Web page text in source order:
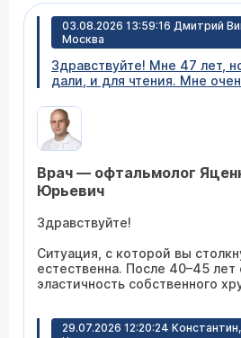
03.08.2026 13:59:16 Дмитрий
Москва
Здравствуйте! Мне 47 лет,
дали, и для чтения. Мне
надевать, носить с собой два
Расскажите какие варианты
полностью избавиться от
Врач — офтальмолог
Юрьевич
Здравствуйте!
Ситуация, с которой вы
естественна. После 40–45 лет
эластичность собственного
Сегодня существует отличное
29.07.2026 12:20:24